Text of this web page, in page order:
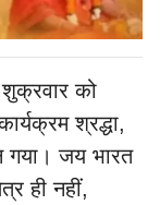
को
श्रद्धा,
गया। जय भारत
ही नहीं,